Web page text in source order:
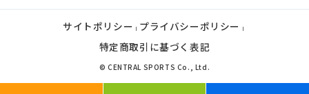
サイトポリシー | プライバシーポリシー |
特定商取引に基づく表記
© CENTRAL SPORTS Co., Ltd.